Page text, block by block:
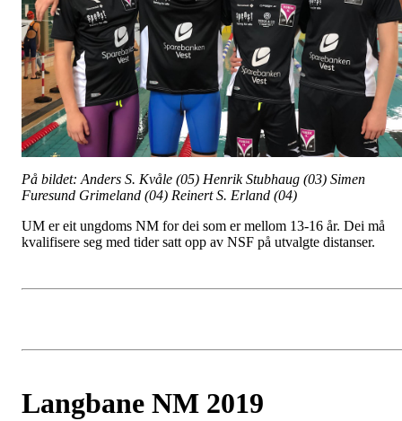
På bildet: Anders S. Kvåle (05) Henrik Stubhaug (03) Simen
Furesund Grimeland (04) Reinert S. Erland (04)
UM er eit ungdoms NM for dei som er mellom 13-16 år. Dei må
kvalifisere seg med tider satt opp av NSF på utvalgte distanser.
Langbane NM 2019